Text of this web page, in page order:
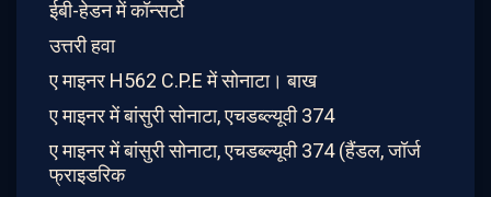
ईबी-हेडन में कॉन्सर्टो
उत्तरी हवा
ए माइनर H562 C.P.E में सोनाटा। बाख
ए माइनर में बांसुरी सोनाटा, एचडब्ल्यूवी 374
ए माइनर में बांसुरी सोनाटा, एचडब्ल्यूवी 374 (हैंडल, जॉर्ज
फ्राइडरिक